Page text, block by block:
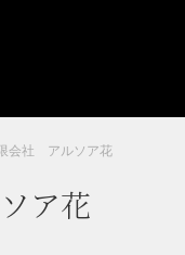
会社 アルソア花
ア花